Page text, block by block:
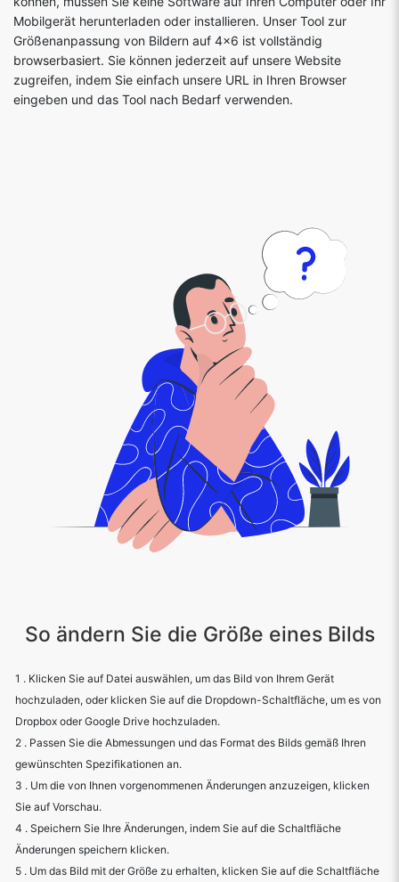
Mobilgerät herunterladen oder installieren. Unser Tool zur
Größenanpassung von Bildern auf 4x6 ist vollständig
browserbasiert. Sie können jederzeit auf unsere Website
zugreifen, indem Sie einfach unsere URL in Ihren Browser
eingeben und das Tool nach Bedarf verwenden.
So ändern Sie die Größe eines Bilds
1 . Klicken Sie auf Datei auswählen, um das Bild von Ihrem Gerät
hochzuladen, oder klicken Sie auf die Dropdown-Schaltfläche, um es von
Dropbox oder Google Drive hochzuladen.
2 . Passen Sie die Abmessungen und das Format des Bilds gemäß Ihren
gewünschten Spezifikationen an.
3 . Um die von Ihnen vorgenommenen Änderungen anzuzeigen, klicken
Sie auf Vorschau.
4 . Speichern Sie Ihre Änderungen, indem Sie auf die Schaltfläche
Änderungen speichern klicken.
5 . Um das Bild mit der Größe zu erhalten, klicken Sie auf die Schaltfläche